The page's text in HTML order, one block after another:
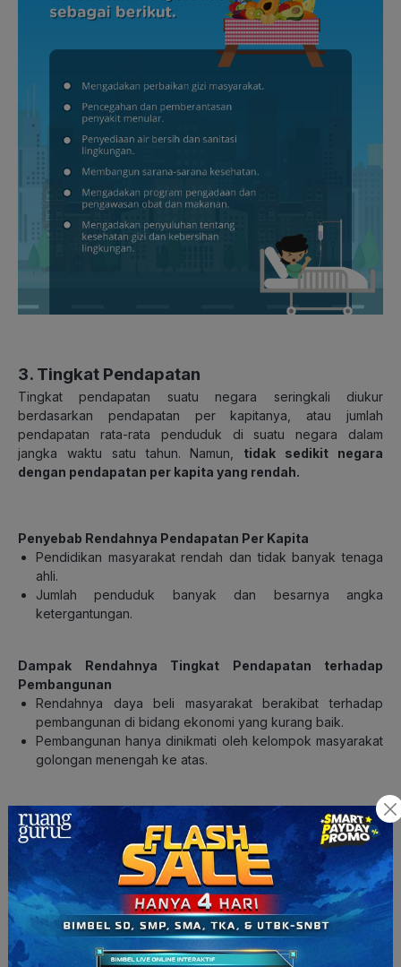
3. Tingkat Pendapatan
Tingkat pendapatan suatu negara seringkali diukur
berdasarkan pendapatan per kapitanya, atau jumlah
pendapatan rata-rata penduduk di suatu negara dalam
jangka waktu satu tahun. Namun, tidak sedikit negara
dengan pendapatan per kapita yang rendah.
Penyebab Rendahnya Pendapatan Per Kapita
Pendidikan masyarakat rendah dan tidak banyak tenaga
ahli.
Jumlah penduduk banyak dan besarnya angka
ketergantungan.
Dampak Rendahnya Tingkat Pendapatan terhadap
Pembangunan
Rendahnya daya beli masyarakat berakibat terhadap
pembangunan di bidang ekonomi yang kurang baik.
Pembangunan hanya dinikmati oleh kelompok masyarakat
golongan menengah ke atas.
Upaya-Upaya untuk Meningkatkan Pendapatan
Masyarakat
Menekan laju pertumbuhan penduduk.
Merangsang wisatawan domestik dan mancanegara untuk
berkunjung ke Indonesia.
Menggiatkan usaha kerajinan rumah tangga dan industri
rumah tangga.
Memperluas kesempatan kerja.
Meningkatkan Gross National Product (GNP) dengan cara